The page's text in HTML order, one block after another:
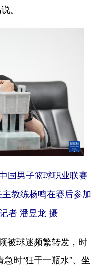
。
国男子篮球职业联赛
主教练杨鸣在赛后参加
者 潘昱龙 摄
球迷频繁转发，时
时“狂干一瓶水”、坐